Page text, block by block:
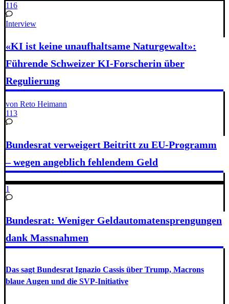
116
Interview
«KI ist keine unaufhaltsame Naturgewalt»:
Führende Schweizer KI-Forscherin über
Regulierung
von Reto Heimann
113
Bundesrat verweigert Beitritt zu EU-Programm
– wegen angeblich fehlendem Geld
1
Bundesrat: Weniger Geldautomatensprengungen
dank Massnahmen
Das sagt Bundesrat Ignazio Cassis über Trump, Macrons
blaue Augen und die SVP-Initiative